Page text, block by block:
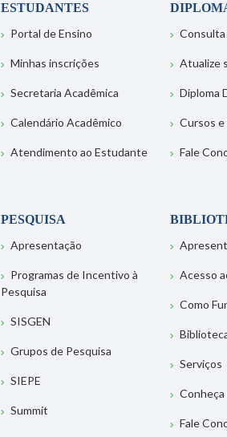
ESTUDANTES
Portal de Ensino
Minhas inscrições
Secretaria Acadêmica
Calendário Acadêmico
Atendimento ao Estudante
Consulta
Atualize
Diploma
Cursos
Fale
PESQUISA
Apresentação
Programas de Incentivo à
Pesquisa
SISGEN
Grupos de Pesquisa
SIEPE
Summit
Acesso
Como
Serviços
Fale